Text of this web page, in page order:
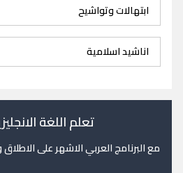
ابتهالات وتواشيح
اناشيد اسلامية
تعلم اللغة
مع البرنامج العربي الاشهر على الاطلاق وبأكثر من